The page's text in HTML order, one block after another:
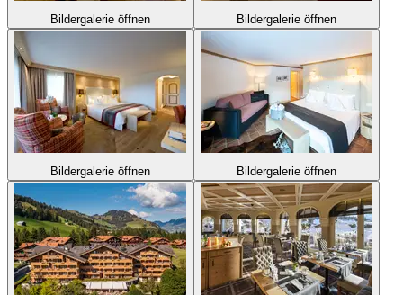
Bildergalerie öffnen Bildergalerie öffnen
Bildergalerie öffnen Bildergalerie öffnen